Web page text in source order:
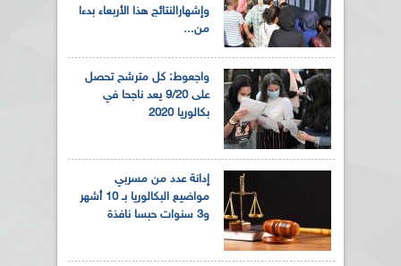
وإشهارالنتائج هذا الأربعاء بدءا
من...
واجعوط: كل مترشح تحصل
على 9/20 يعد ناجحا في
بكالوريا 2020
إدانة عدد من مسربي
مواضيع البكالوريا بـ 10 أشهر
و3 سنوات حبسا نافذة